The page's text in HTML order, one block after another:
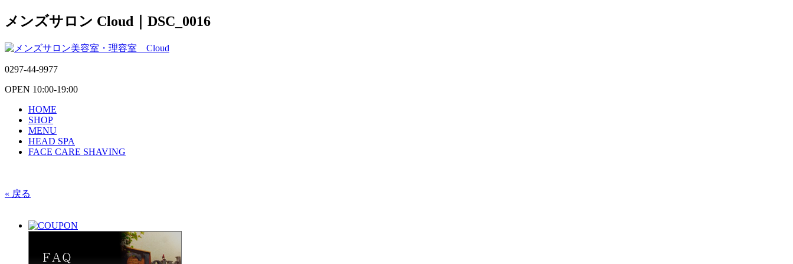
メンズサロン Cloud｜DSC_0016
0297-44-9977
OPEN 10:00-19:00
HOME
SHOP
MENU
HEAD SPA
FACE CARE SHAVING
« 戻る